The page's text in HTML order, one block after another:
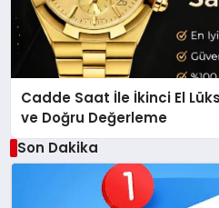
Cadde Saat İle İkinci El
ve Doğru Değerleme
Son Dakika